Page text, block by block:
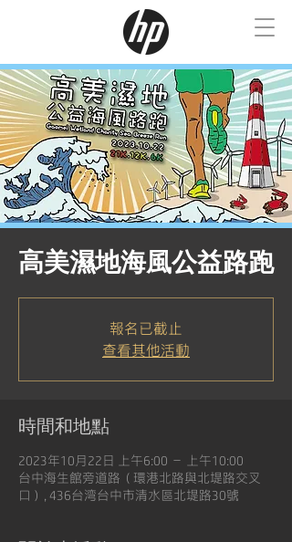
高美濕地海風公益路跑
報名已截止
查看其他活動
時間和地點
2023年10月22日 上午6:00 – 上午10:00
台中海生館旁道路（環港北路與北堤路交叉
口）, 436台湾台中市清水區北堤路30號